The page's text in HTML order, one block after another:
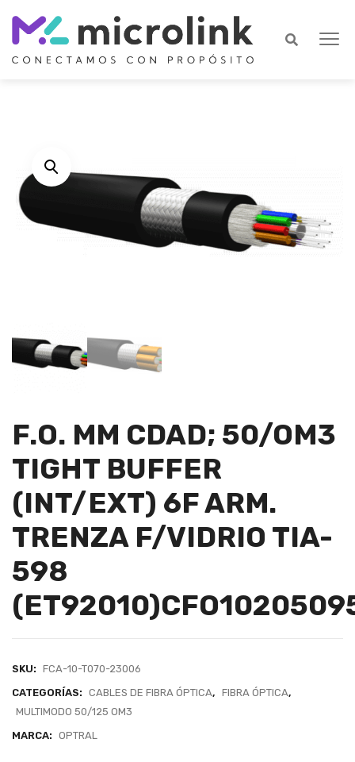
F.O. MM CDAD; 50/OM3
TIGHT BUFFER
(INT/EXT) 6F ARM.
TRENZA F/VIDRIO TIA-
598
SKU: FCA-10-T070-23006
CATEGORÍAS: CABLES DE FIBRA ÓPTICA, FIBRA ÓPTICA,
MULTIMODO 50/125 OM3
MARCA: OPTRAL